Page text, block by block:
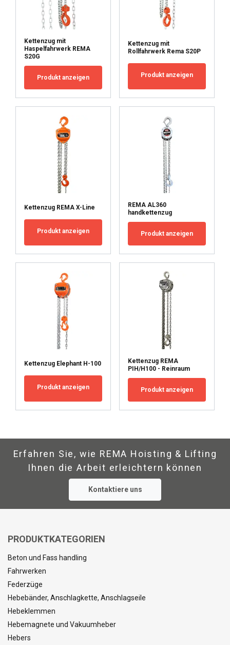
Kettenzug mit
Haspelfahrwerk REMA
S20G
Produkt anzeigen
Kettenzug mit
Rollfahrwerk Rema S20P
Produkt anzeigen
Kettenzug REMA X-Line
Produkt anzeigen
REMA AL360
handkettenzug
Produkt anzeigen
Kettenzug Elephant H-100
Produkt anzeigen
Kettenzug REMA
PIH/H100 - Reinraum
Produkt anzeigen
Erfahren Sie, wie REMA Hoisting & Lifting
Ihnen die Arbeit erleichtern können
Kontaktiere uns
PRODUKTKATEGORIEN
Beton und Fass handling
Fahrwerken
Federzüge
Hebebänder, Anschlagkette, Anschlagseile
Hebeklemmen
Hebemagnete und Vakuumheber
Hebers
Funktionalität Unklassifizierte
ALLE AKZEPTIEREN
ALLE ABLEHNEN
DETAILS ANZEIGEN